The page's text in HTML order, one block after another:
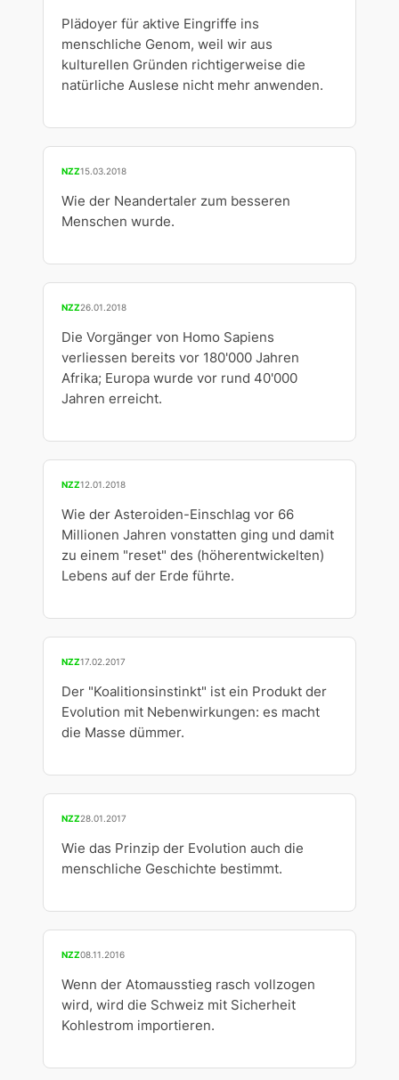
Plädoyer für aktive Eingriffe ins
menschliche Genom, weil wir aus
kulturellen Gründen richtigerweise die
natürliche Auslese nicht mehr anwenden.
NZZ15.03.2018
Wie der Neandertaler zum besseren
Menschen wurde.
NZZ26.01.2018
Die Vorgänger von Homo Sapiens
verliessen bereits vor 180'000 Jahren
Afrika; Europa wurde vor rund 40'000
Jahren erreicht.
NZZ12.01.2018
Wie der Asteroiden-Einschlag vor 66
Millionen Jahren vonstatten ging und damit
zu einem "reset" des (höherentwickelten)
Lebens auf der Erde führte.
NZZ17.02.2017
Der "Koalitionsinstinkt" ist ein Produkt der
Evolution mit Nebenwirkungen: es macht
die Masse dümmer.
NZZ28.01.2017
Wie das Prinzip der Evolution auch die
menschliche Geschichte bestimmt.
NZZ08.11.2016
Wenn der Atomausstieg rasch vollzogen
wird, wird die Schweiz mit Sicherheit
Kohlestrom importieren.